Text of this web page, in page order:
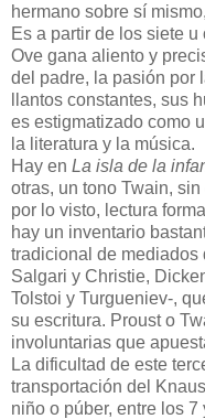
hermano sobre sí
Es a partir de los siete
Ove gana aliento y
del padre, la pasión por
llantos constantes, sus
es estigmatizado como
la literatura y la música.
Hay en La isla de la
otras, un tono Twain,
por lo visto, lectura
hay un inventario
tradicional de mediados
Salgari y Christie,
Tolstoi y Turgueniev-,
su escritura. Proust o
involuntarias que
La dificultad de este
transportación del
niño o púber, entre los